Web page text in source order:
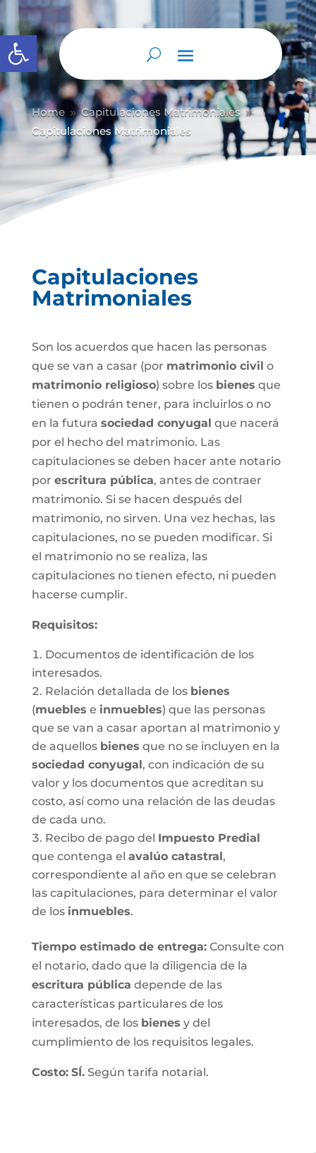
Abrir barra de herramientas
Home 9 Capitulaciones Matrimoniales 9
Capitulaciones Matrimoniales
Capitulaciones
Matrimoniales
Son los acuerdos que hacen las personas
que se van a casar (por matrimonio civil o
matrimonio religioso) sobre los bienes que
tienen o podrán tener, para incluirlos o no
en la futura sociedad conyugal que nacerá
por el hecho del matrimonio. Las
capitulaciones se deben hacer ante notario
por escritura pública, antes de contraer
matrimonio. Si se hacen después del
matrimonio, no sirven. Una vez hechas, las
capitulaciones, no se pueden modificar. Si
el matrimonio no se realiza, las
capitulaciones no tienen efecto, ni pueden
hacerse cumplir.
Requisitos:
Documentos de identificación de los
interesados.
Relación detallada de los bienes
(muebles e inmuebles) que las personas
que se van a casar aportan al matrimonio y
de aquellos bienes que no se incluyen en la
sociedad conyugal, con indicación de su
valor y los documentos que acreditan su
costo, así como una relación de las deudas
de cada uno.
Recibo de pago del Impuesto Predial
que contenga el avalúo catastral,
correspondiente al año en que se celebran
las capitulaciones, para determinar el valor
de los inmuebles.
Tiempo estimado de entrega:Consulte con
el notario, dado que la diligencia de la
escritura pública depende de las
características particulares de los
interesados, de los bienes y del
cumplimiento de los requisitos legales.
Costo: SÍ.Según tarifa notarial.